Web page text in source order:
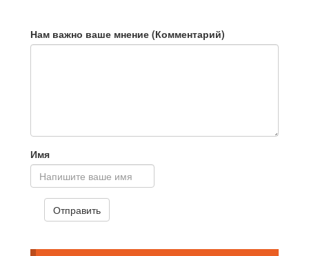
Нам важно ваше мнение (Комментарий)
Имя